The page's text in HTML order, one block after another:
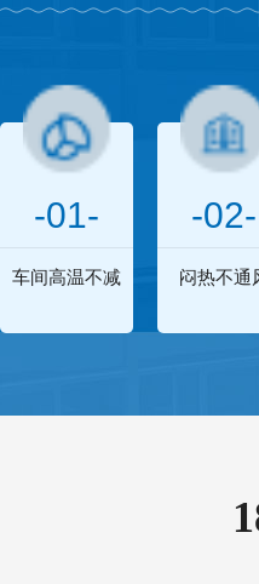
-01-
车间高温不减
-02-
闷热不通